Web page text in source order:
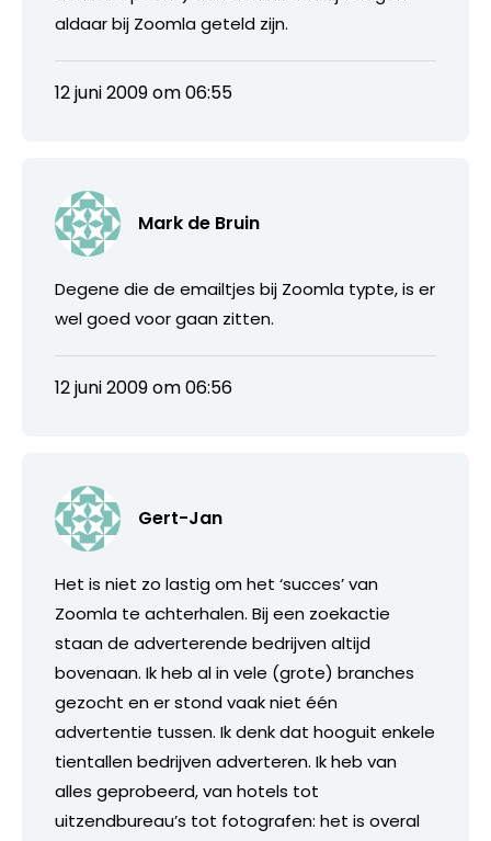
aldaar bij Zoomla geteld zijn.
12 juni 2009 om 06:55
Mark de Bruin
Degene die de emailtjes bij Zoomla typte, is er
wel goed voor gaan zitten.
12 juni 2009 om 06:56
Gert-Jan
Het is niet zo lastig om het ‘succes’ van
Zoomla te achterhalen. Bij een zoekactie
staan de adverterende bedrijven altijd
bovenaan. Ik heb al in vele (grote) branches
gezocht en er stond vaak niet één
advertentie tussen. Ik denk dat hooguit enkele
tientallen bedrijven adverteren. Ik heb van
alles geprobeerd, van hotels tot
uitzendbureau’s tot fotografen: het is overal